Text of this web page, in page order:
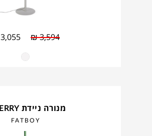
₪3,594
3,055
מנורה ניידת THIERRY
FATBOY